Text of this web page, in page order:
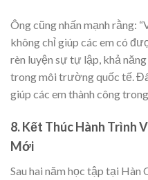
Ông cũng nhấn mạnh rằng:
không chỉ giúp các em có
rèn luyện sự tự lập, khả
trong môi trường quốc tế.
giúp các em thành công
8. Kết Thúc Hành Trình
Mới
Sau hai năm học tập tại